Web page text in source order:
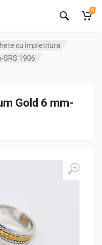
0
cu Impletitura
SRS 1906
Gold 6 mm-